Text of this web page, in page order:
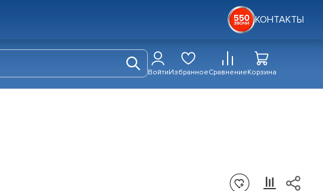
КОНТАКТЫ
ВойтиИзбранноеСравнениеКорзина